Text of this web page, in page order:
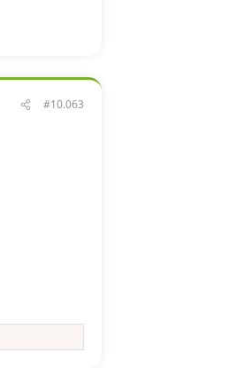
#10.063